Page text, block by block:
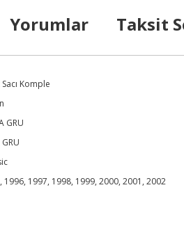
Yorumlar Taksit
Komple
GRU
1996, 1997, 1998, 1999, 2000, 2001, 2002